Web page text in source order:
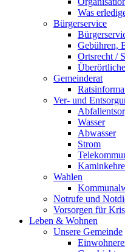
Was
Bürgerservice
Gebühren,
Ortsrecht /
Gemeinderat
Ver- und
Wasser
Abwasser
Strom
Wahlen
Notrufe und
Vorsorgen für
Leben & Wohnen
Unsere Gemeinde